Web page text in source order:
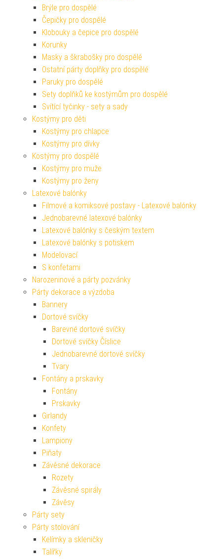
Brýle pro dospělé
Čepičky pro dospělé
Klobouky a čepice pro dospělé
Korunky
Masky a škrabošky pro dospělé
Ostatní párty doplňky pro dospělé
Paruky pro dospělé
Sety doplňků ke kostýmům pro dospělé
Svítící tyčinky - sety a sady
Kostýmy pro děti
Kostýmy pro chlapce
Kostýmy pro dívky
Kostýmy pro dospělé
Kostýmy pro muže
Kostýmy pro ženy
Latexové balónky
Filmové a komiksové postavy - Latexové balónky
Jednobarevné latexové balónky
Latexové balónky s českým textem
Latexové balónky s potiskem
Modelovací
S konfetami
Narozeninové a párty pozvánky
Párty dekorace a výzdoba
Bannery
Dortové svíčky
Barevné dortové svíčky
Dortové svíčky Číslice
Jednobarevné dortové svíčky
Tvary
Fontány a prskavky
Fontány
Prskavky
Girlandy
Konfety
Lampiony
Piňaty
Závěsné dekorace
Rozety
Závěsné spirály
Závěsy
Párty sety
Párty stolování
Kelímky a skleničky
Talířky